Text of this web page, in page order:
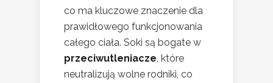
co ma kluczowe znaczenie dla
prawidłowego funkcjonowania
całego ciała. Soki są bogate w
przeciwutleniacze, które
neutralizują wolne rodniki, co